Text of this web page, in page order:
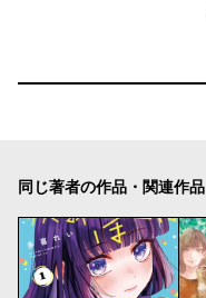
同じ著者の作品・関連作品